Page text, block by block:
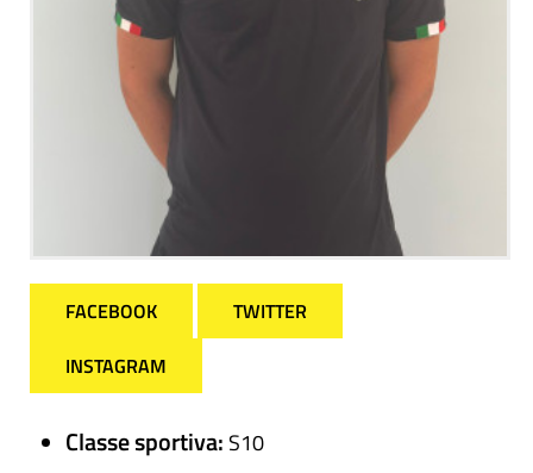
FACEBOOK
TWITTER
INSTAGRAM
Classe sportiva: S10